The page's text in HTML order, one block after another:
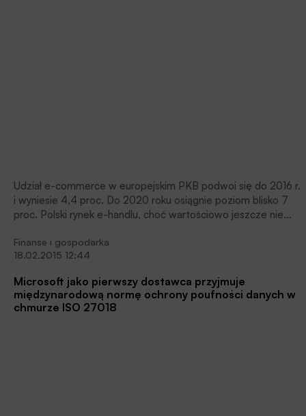
Udział e-commerce w europejskim PKB podwoi się do 2016 r.
i wyniesie 4,4 proc. Do 2020 roku osiągnie poziom blisko 7
proc. Polski rynek e-handlu, choć wartościowo jeszcze nie
32 mld złotych. Jednak według ekspertów z Sociomantic
Labs zaledwie 8 proc. polskich przedsiębiorstw wykorzystuje
długookresowy sukces w e-biznesie?
Finanse i gospodarka
18.02.2015 12:44
Microsoft jako pierwszy dostawca przyjmuje
międzynarodową normę ochrony poufności danych w
chmurze ISO 27018